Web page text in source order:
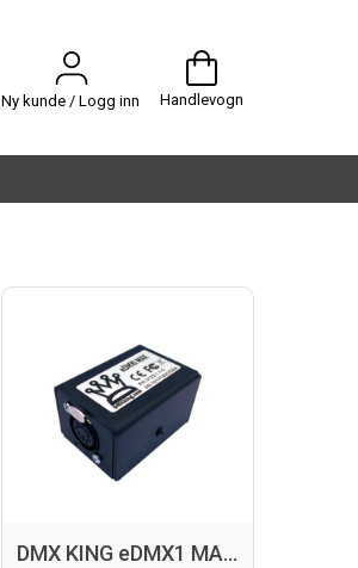
Ny kunde / Logg inn Handlevogn
DMX KING eDMX1 MAX DMX Node